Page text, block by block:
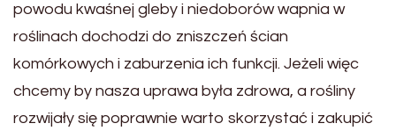
powodu kwaśnej gleby i niedoborów wapnia w
roślinach dochodzi do zniszczeń ścian
komórkowych i zaburzenia ich funkcji. Jeżeli więc
chcemy by nasza uprawa była zdrowa, a rośliny
rozwijały się poprawnie warto skorzystać i zakupić